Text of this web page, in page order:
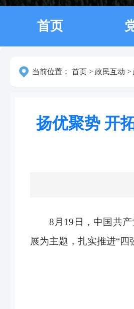
首页
当前位置： 首页 > 政民互动 >
扬优聚势 开
8月19日，中国共
展为主题，扎实推进“四